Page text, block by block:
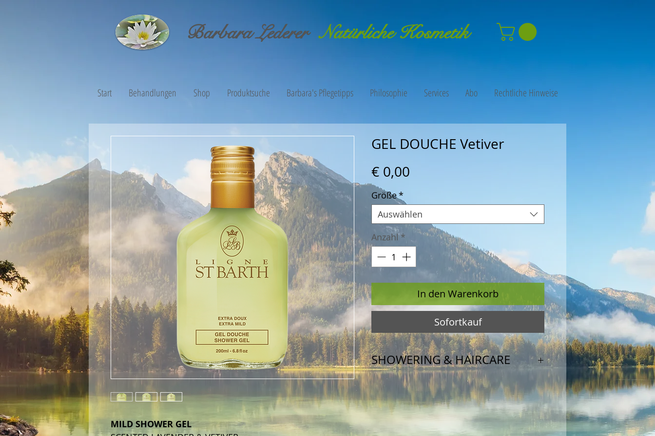
Barbara Lederer Natürliche Kosmetik
Start Behandlungen Shop Produktsuche Barbara's Pflegetipps Philosophie Services Abo Rechtliche Hinweise
MILD SHOWER GEL
GEL DOUCHE Vetiver
€ 0,00
Größe*
Auswählen
Anzahl *
In den Warenkorb
Sofortkauf
SHOWERING & HAIRCARE
Wasser ist ein Quell des Lebens –
wir verdanken ihm wertvolle Mineralien
und Spurenelemente,
seine sprudelnde Frische belebt Körper
und Geist. Die Insel St. Barth ist von